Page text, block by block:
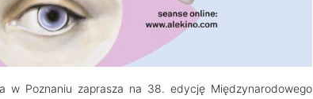
Poznaniu zaprasza na 38. edycję Międzynarodowego